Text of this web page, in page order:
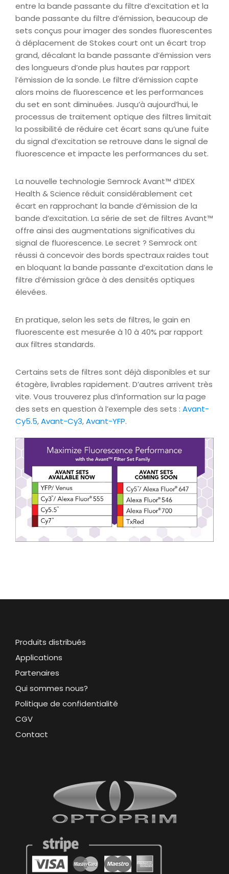
entre la bande passante du filtre d’excitation et la
bande passante du filtre d’émission, beaucoup de
sets conçus pour imager des sondes fluorescentes
à déplacement de Stokes court ont un écart trop
grand, décalant la bande passante d’émission vers
des longueurs d’onde plus hautes par rapport
l’émission de la sonde. Le filtre d’émission capte
alors moins de fluorescence et les performances
du set en sont diminuées. Jusqu’à aujourd’hui, le
processus de traitement optique des filtres limitait
la possibilité de réduire cet écart sans qu’une fuite
du signal d’excitation se retrouve dans le signal de
fluorescence et impacte les performances du set.
La nouvelle technologie Semrock Avant™ d’IDEX
Health & Science réduit considérablement cet
écart en rapprochant la bande d’émission de la
bande d’excitation. La série de set de filtres Avant™
offre ainsi des augmentations significatives du
signal de fluorescence. Le secret ? Semrock ont
réussi à concevoir des bords spectraux raides tout
en bloquant la bande passante d’excitation dans le
filtre d’émission grâce à des densités optiques
élevées.
En pratique, selon les sets de filtres, le gain en
fluorescente est mesurée à 10 à 40% par rapport
aux filtres standards.
Certains sets de filtres sont déjà disponibles et sur
étagère, livrables rapidement. D’autres arrivent très
vite. Vous trouverez plus d’information sur la page
des sets en question à l’exemple des sets : Avant-
Cy5.5,Avant-Cy3,Avant-YFP.
Produits distribués
Applications
Partenaires
Qui sommes nous?
Politique de confidentialité
CGV
Contact